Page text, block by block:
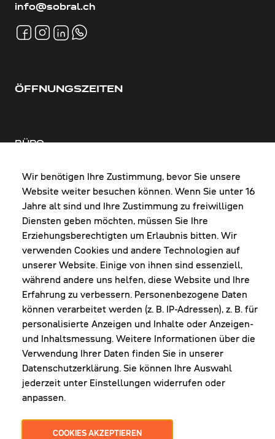
Wir benötigen Ihre Zustimmung, bevor Sie unsere
Website weiter besuchen können. Wenn Sie unter 16
Jahre alt sind und Ihre Zustimmung zu freiwilligen
Diensten geben möchten, müssen Sie Ihre
Erziehungsberechtigten um Erlaubnis bitten. Wir
verwenden Cookies und andere Technologien auf
unserer Website. Einige von ihnen sind essenziell,
während andere uns helfen, diese Website und Ihre
Erfahrung zu verbessern. Personenbezogene Daten
können verarbeitet werden (z. B. IP-Adressen), z. B. für
personalisierte Anzeigen und Inhalte oder Anzeigen-
und Inhaltsmessung. Weitere Informationen über die
Verwendung Ihrer Daten finden Sie in unserer
Datenschutzerklärung. Sie können Ihre Auswahl
jederzeit unter Einstellungen widerrufen oder
anpassen.
COOKIES AKZEPTIEREN
info@sobral.ch
ÖFFNUNGSZEITEN
BÜRO
FR: 8:00-12:00 & 13:00-16:00 Uhr
Shop Diepoldsau
MO-Do: 8:00-12:00 & 13:00-17:30 Uhr
Fr: 8:00-16:00 Uhr
1. Samstag im Monat: 9:00-16:00 Uhr
NEWSLETTER
Erhalte Infos zu aktueller Arbeitskleidung für
deine Firma und unseren Service